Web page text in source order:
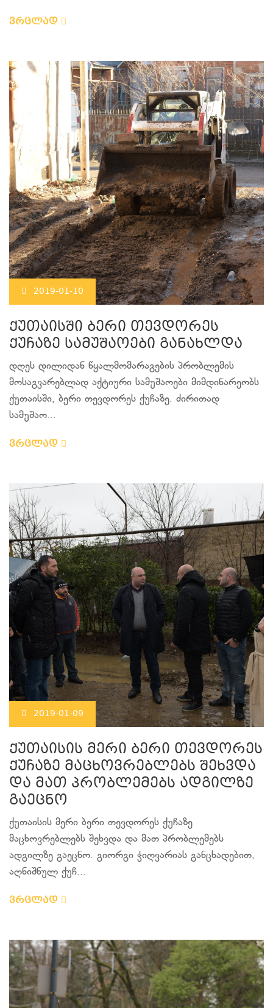
ვრცლად
2019-01-10
ქუთაისში ბერი თევდორეს
ქუჩაზე სამუშაოები განახლდა
დღეს დილიდან წყალმომარაგების პრობლემის
მოსაგვარებლად აქტიური სამუშაოები მიმდინარეობს
ქუთაისში, ბერი თევდორეს ქუჩაზე. ძირითად
სამუშაო...
ვრცლად
2019-01-09
ქუთაისის მერი ბერი თევდორეს
ქუჩაზე მაცხოვრებლებს შეხვდა
და მათ პრობლემებს ადგილზე
გაეცნო
ქუთაისის მერი ბერი თევდორეს ქუჩაზე
მაცხოვრებლებს შეხვდა და მათ პრობლემებს
ადგილზე გაეცნო. გიორგი ჭიღვარიას განცხადებით,
აღნიშნულ ქუჩ...
ვრცლად